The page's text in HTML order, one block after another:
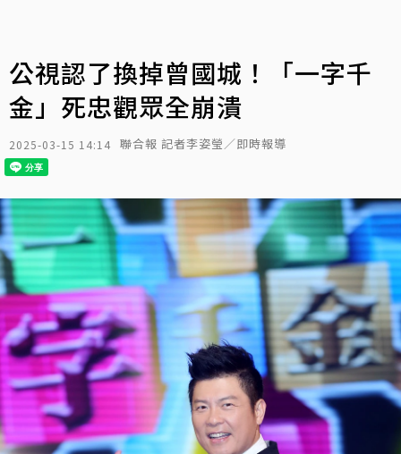
公視認了換掉曾國城！「一字千
金」死忠觀眾全崩潰
2025-03-15 14:14 聯合報 記者李姿瑩／即時報導